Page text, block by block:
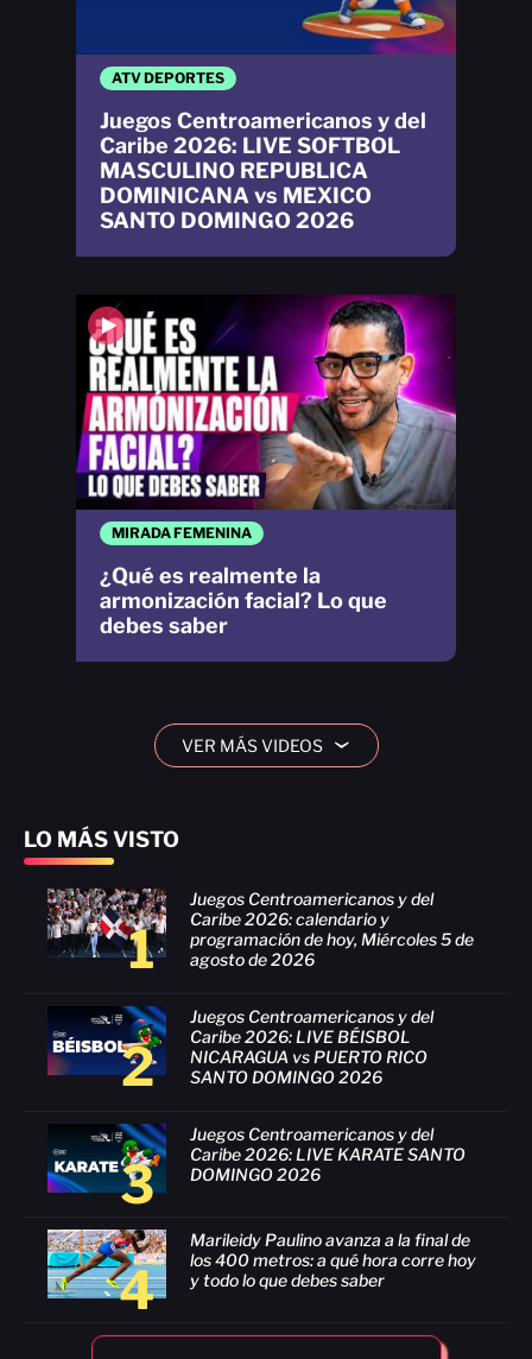
LO MÁS VISTO
1
Juegos Centroamericanos y del
Caribe 2026: calendario y
programación de hoy, Miércoles 5 de
agosto de 2026
2
Juegos Centroamericanos y del
Caribe 2026: LIVE BÉISBOL
NICARAGUA vs PUERTO RICO
SANTO DOMINGO 2026
3
Juegos Centroamericanos y del
Caribe 2026: LIVE KARATE SANTO
DOMINGO 2026
4
Marileidy Paulino avanza a la final de
los 400 metros: a qué hora corre hoy
y todo lo que debes saber
MIRADA FEMENINA
¿Qué es realmente la
armonización facial? Lo que
debes saber
ATV DEPORTES
Juegos Centroamericanos y del
Caribe 2026: LIVE SOFTBOL
MASCULINO REPUBLICA
DOMINICANA vs MEXICO
SANTO DOMINGO 2026
VER MÁS VIDEOS ›